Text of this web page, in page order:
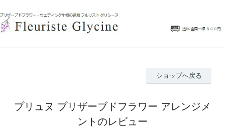
ショップへ戻る
プリュヌ プリザーブドフラワー アレンジメ
ントのレビュー